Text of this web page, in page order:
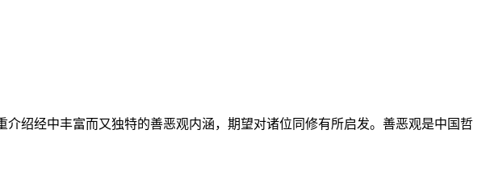
绍经中丰富而又独特的善恶观内涵，期望对诸位同修有所启发。善恶观是中国哲